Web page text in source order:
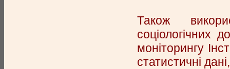
Також
соціологічних
моніторингу
статистичні